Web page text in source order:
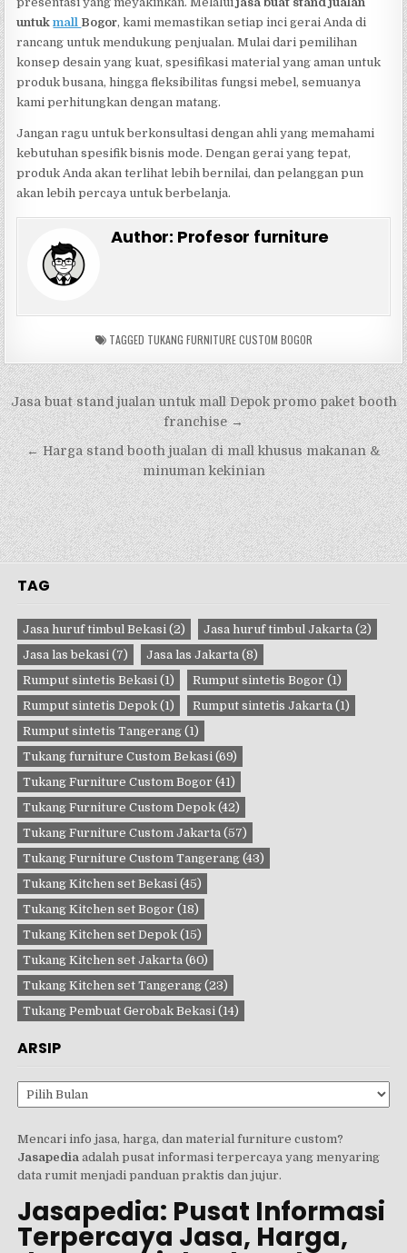
untukmall Bogor, kami memastikan setiap inci gerai Anda di
rancang untuk mendukung penjualan. Mulai dari pemilihan
konsep desain yang kuat, spesifikasi material yang aman untuk
produk busana, hingga fleksibilitas fungsi mebel, semuanya
kami perhitungkan dengan matang.
Jangan ragu untuk berkonsultasi dengan ahli yang memahami
kebutuhan spesifik bisnis mode. Dengan gerai yang tepat,
produk Anda akan terlihat lebih bernilai, dan pelanggan pun
akan lebih percaya untuk berbelanja.
Author: Profesor furniture
TAGGED TUKANG FURNITURE CUSTOM BOGOR
Navigasi
pos
Jasa buat stand jualan untuk mall Depok promo paket booth
franchise →
← Harga stand booth jualan di mall khusus makanan &
minuman kekinian
TAG
Jasa huruf timbul Bekasi (2) Jasa huruf timbul Jakarta (2)
Jasa las bekasi (7) Jasa las Jakarta (8)
Rumput sintetis Bekasi (1) Rumput sintetis Bogor (1)
Rumput sintetis Depok (1) Rumput sintetis Jakarta (1)
Rumput sintetis Tangerang (1)
Tukang furniture Custom Bekasi (69)
Tukang Furniture Custom Bogor (41)
Tukang Furniture Custom Depok (42)
Tukang Furniture Custom Jakarta (57)
Tukang Furniture Custom Tangerang (43)
Tukang Kitchen set Bekasi (45)
Tukang Kitchen set Bogor (18)
Tukang Kitchen set Depok (15)
Tukang Kitchen set Jakarta (60)
Tukang Kitchen set Tangerang (23)
Tukang Pembuat Gerobak Bekasi (14)
ARSIP
Arsip
Mencari info jasa, harga, dan material furniture custom?
Jasapedia adalah pusat informasi terpercaya yang menyaring
data rumit menjadi panduan praktis dan jujur.
Jasapedia: Pusat Informasi
Terpercaya Jasa, Harga,